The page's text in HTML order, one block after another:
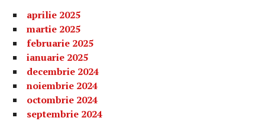
aprilie 2025
martie 2025
februarie 2025
ianuarie 2025
decembrie 2024
noiembrie 2024
octombrie 2024
septembrie 2024